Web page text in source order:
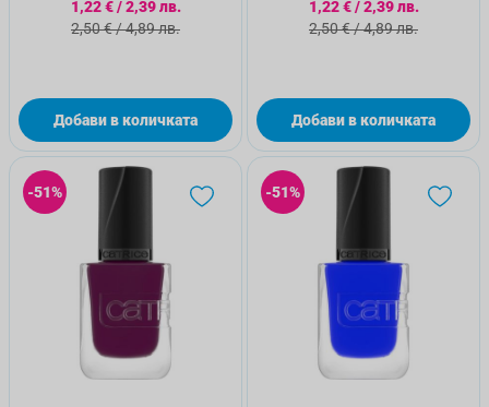
Специална цена
1,22 €/2,39 лв.
Стандартна цена
2,50 €/4,89 лв.
Добави в количката
Специална цена
1,22 €/2,39 лв.
Стандартна цена
2,50 €/4,89 лв.
Добави в количката
-51% -51%